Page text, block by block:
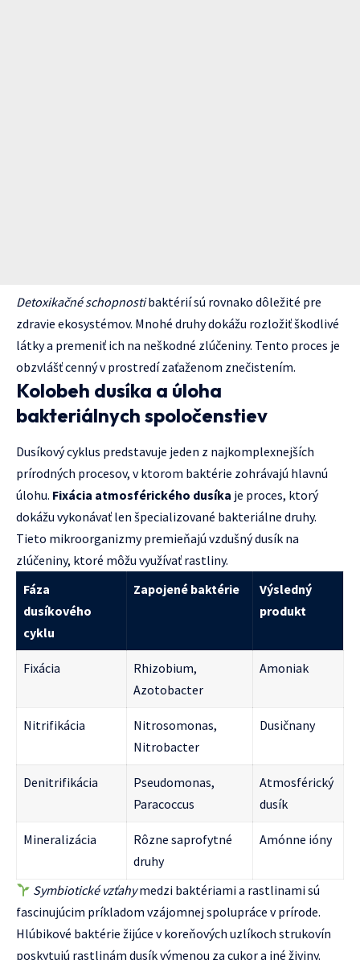
Detoxikačné schopnostibaktérií sú rovnako dôležité pre
zdravie ekosystémov. Mnohé druhy dokážu rozložiť škodlivé
látky a premeniť ich na neškodné zlúčeniny. Tento proces je
obzvlášť cenný v prostredí zaťaženom znečistením.
Kolobeh dusíka a úloha
bakteriálnych spoločenstiev
Dusíkový cyklus predstavuje jeden z najkomplexnejších
prírodných procesov, v ktorom baktérie zohrávajú hlavnú
úlohu. Fixácia atmosférického dusíka je proces, ktorý
dokážu vykonávať len špecializované bakteriálne druhy.
Tieto mikroorganizmy premieňajú vzdušný dusík na
zlúčeniny, ktoré môžu využívať rastliny.
Fáza
dusíkového
cyklu
Zapojené baktérie
Výsledný
produkt
Fixácia
Rhizobium,
Azotobacter
Amoniak
Nitrifikácia
Nitrosomonas,
Nitrobacter
Dusičnany
Denitrifikácia
Pseudomonas,
Paracoccus
Atmosférický
dusík
Mineralizácia
Rôzne saprofytné
druhy
Amónne ióny
Symbiotické vzťahymedzi baktériami a rastlinami sú
fascinujúcim príkladom vzájomnej spolupráce v prírode.
Hlúbikové baktérie žijúce v koreňových uzlíkoch strukovín
poskytujú rastlinám dusík výmenou za cukor a iné živiny.